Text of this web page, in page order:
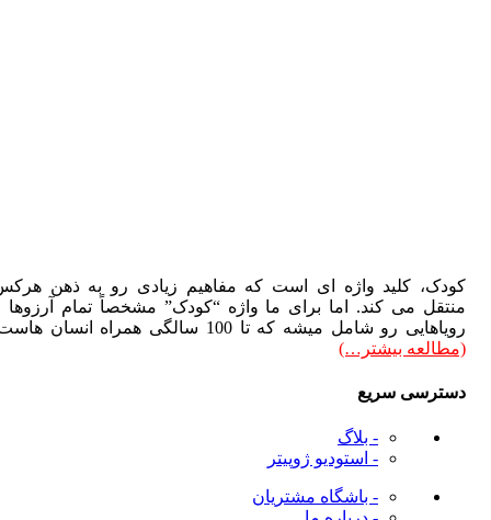
کلید واژه ای است که مفاهیم زیادی رو به ذهن هرکس
می کند. اما برای ما واژه “کودک” مشخصاً تمام آرزوها و
رو شامل میشه که تا 100 سالگی همراه انسان هاست.
بیشتر…)
سریع
- بلاگ
- استودیو ژوپیتر
- باشگاه مشتریان